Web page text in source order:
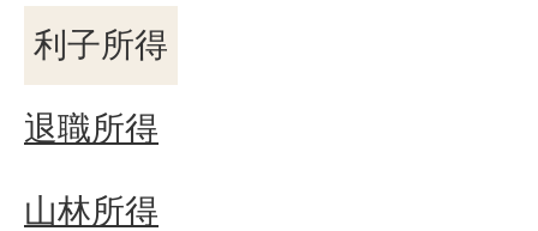
利子所得
退職所得
山林所得